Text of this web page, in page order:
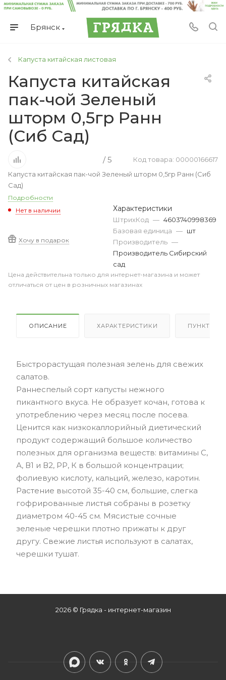
Брянск
Капуста китайская листовая
Капуста китайская
пак-чой Зеленый
шторм 0,5гр Ранн
(Сиб Сад)
/ 5
Код товара: 00000166617
Капуста китайская пак-чой Зеленый шторм 0,5гр Ранн (Сиб
Сад)
Подробности
Нет в наличии
Хочу в подарок
Характеристики
ШтрихКод — 4603740998369
Базовая единица — шт
Производитель —
Производитель Сибирский
сад
Цена действительна только для интернет-магазина и может
отличаться от цен в розничных магазинах
ОПИСАНИЕ ХАРАКТЕРИСТИКИ ПУНКТЫ
Быстрорастущая полезная зелень для свежих
салатов.
Раннеспелый сорт капусты нежного
пикантного вкуса. Не образует кочан, готова к
употреблению через месяц после посева.
Ценится как низкокаллорийный диетический
продукт содержащий большое количество
полезных для организма веществ: витамины C,
А, В1 и В2, РР, К в большой концентрации;
фолиевую кислоту, кальций, железо, каротин.
Растение высотой 35-40 см, большие, слегка
гофрированные листья собраны в розетку
диаметром 40-45 см. Мясистые сочные
зеленые черешки плотно прижаты к друг
другу. Свежие листья используют в салатах,
черешки тушат.
2026 © Грядка - интернет-магазин